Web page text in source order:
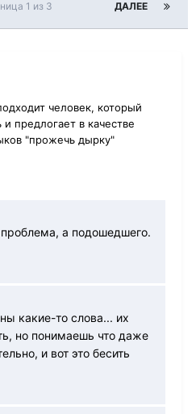
ДАЛЕЕ
1 из 3
человек, который
и предлогает в качестве
"прожечь дырку"
а подошедшего.
какие-то слова... их
но понимаешь что даже
и вот это бесить